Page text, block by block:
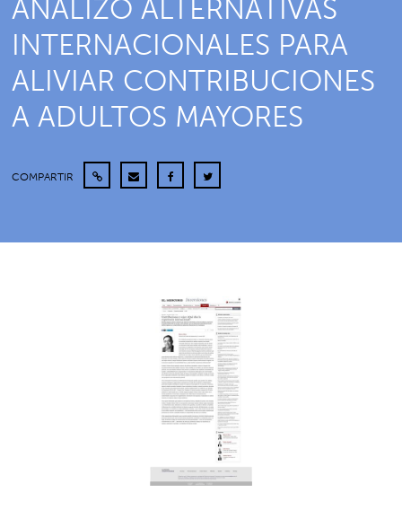
ANALIZÓ ALTERNATIVAS
INTERNACIONALES PARA
ALIVIAR CONTRIBUCIONES
A ADULTOS MAYORES
COMPARTIR